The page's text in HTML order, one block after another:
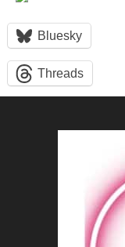
Bluesky
Threads